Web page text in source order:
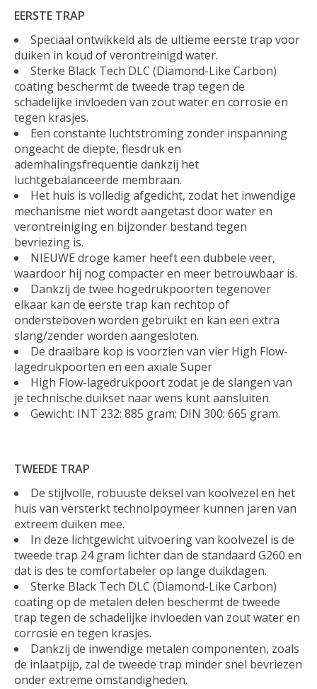
EERSTE TRAP
Speciaal ontwikkeld als de ultieme eerste trap voor
duiken in koud of verontreinigd water.
Sterke Black Tech DLC (Diamond-Like Carbon)
coating beschermt de tweede trap tegen de
schadelijke invloeden van zout water en corrosie en
tegen krasjes.
Een constante luchtstroming zonder inspanning
ongeacht de diepte, flesdruk en
ademhalingsfrequentie dankzij het
luchtgebalanceerde membraan.
Het huis is volledig afgedicht, zodat het inwendige
mechanisme niet wordt aangetast door water en
verontreiniging en bijzonder bestand tegen
bevriezing is.
NIEUWE droge kamer heeft een dubbele veer,
waardoor hij nog compacter en meer betrouwbaar is.
Dankzij de twee hogedrukpoorten tegenover
elkaar kan de eerste trap kan rechtop of
ondersteboven worden gebruikt en kan een extra
slang/zender worden aangesloten.
De draaibare kop is voorzien van vier High Flow-
lagedrukpoorten en een axiale Super
High Flow-lagedrukpoort zodat je de slangen van
je technische duikset naar wens kunt aansluiten.
Gewicht: INT 232: 885 gram; DIN 300: 665 gram.
TWEEDE TRAP
De stijlvolle, robuuste deksel van koolvezel en het
huis van versterkt technolpoymeer kunnen jaren van
extreem duiken mee.
In deze lichtgewicht uitvoering van koolvezel is de
tweede trap 24 gram lichter dan de standaard G260 en
dat is des te comfortabeler op lange duikdagen.
Sterke Black Tech DLC (Diamond-Like Carbon)
coating op de metalen delen beschermt de tweede
trap tegen de schadelijke invloeden van zout water en
corrosie en tegen krasjes.
Dankzij de inwendige metalen componenten, zoals
de inlaatpijp, zal de tweede trap minder snel bevriezen
onder extreme omstandigheden.